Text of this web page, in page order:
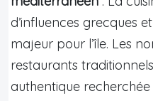
d’influences grecques
majeur pour l’île. Les
restaurants
authentique